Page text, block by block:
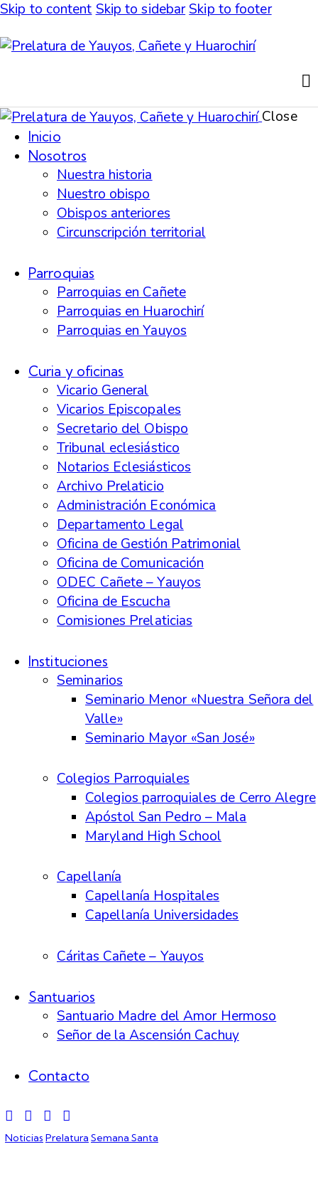
Skip to content Skip to sidebar Skip to footer
Close
Inicio
Nosotros
Nuestra historia
Nuestro obispo
Obispos anteriores
Circunscripción territorial
Parroquias
Parroquias en Cañete
Parroquias en Huarochirí
Parroquias en Yauyos
Curia y oficinas
Vicario General
Vicarios Episcopales
Secretario del Obispo
Tribunal eclesiástico
Notarios Eclesiásticos
Archivo Prelaticio
Administración Económica
Departamento Legal
Oficina de Gestión Patrimonial
Oficina de Comunicación
ODEC Cañete – Yauyos
Oficina de Escucha
Comisiones Prelaticias
Instituciones
Seminarios
Seminario Menor «Nuestra Señora del
Valle»
Seminario Mayor «San José»
Colegios Parroquiales
Colegios parroquiales de Cerro Alegre
Apóstol San Pedro – Mala
Maryland High School
Capellanía
Capellanía Hospitales
Capellanía Universidades
Cáritas Cañete – Yauyos
Santuarios
Santuario Madre del Amor Hermoso
Señor de la Ascensión Cachuy
Contacto
Noticias Prelatura Semana Santa